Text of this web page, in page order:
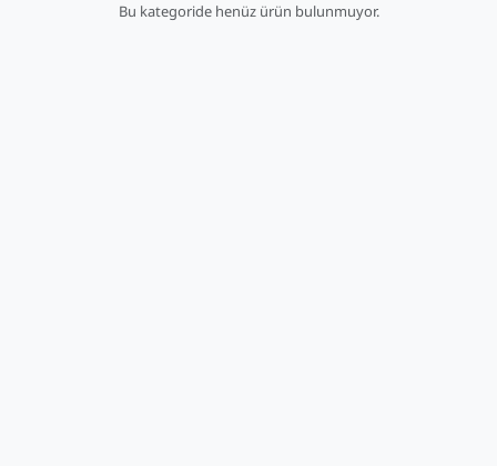
Bu kategoride henüz ürün bulunmuyor.